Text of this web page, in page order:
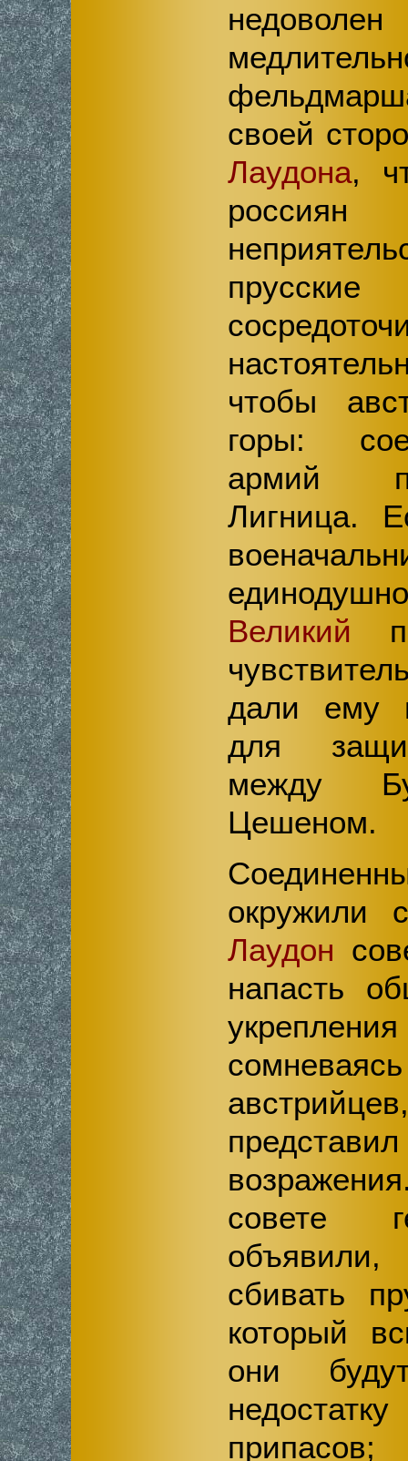
своей
Лаудона,
чтобы
горы:
армий
Лигница.
Великий
дали ему
для
между
Цешеном.
окружили
Лаудон
напасть
совете
объявили,
сбивать
который
они